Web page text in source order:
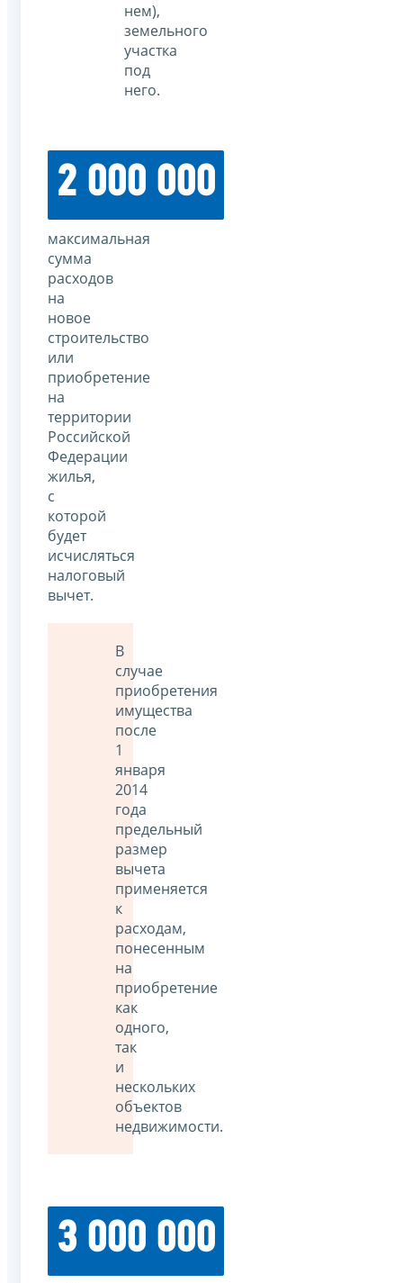
нем),
земельного
участка
под
него.
2 000 000
максимальная
сумма
расходов
на
новое
строительство
или
приобретение
на
территории
Российской
Федерации
жилья,
с
которой
будет
исчисляться
налоговый
вычет.
В
случае
приобретения
имущества
после
1
января
2014
года
предельный
размер
вычета
применяется
к
расходам,
понесенным
на
приобретение
как
одного,
так
и
нескольких
объектов
недвижимости.
3 000 000